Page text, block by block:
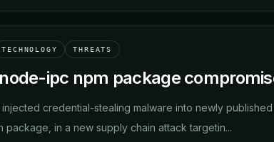
TECHNOLOGY THREATS
ipc npm package
credential-stealing malware into newly
package, in a new supply chain attack targetin...